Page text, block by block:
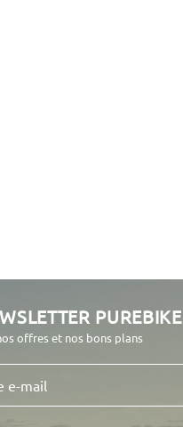
PUREBIKE
offres et nos bons plans